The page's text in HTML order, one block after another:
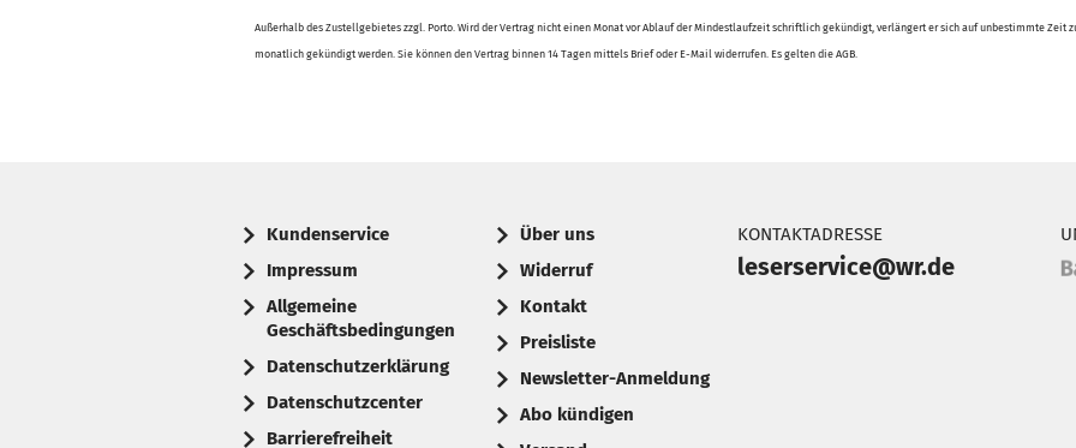
Außerhalb des Zustellgebietes zzgl. Porto. Wird der Vertrag nicht einen Monat vor Ablauf der Mindestlaufzeit schriftlich gekündigt, verlängert er sich auf unbestimmte Zeit
monatlich gekündigt werden. Sie können den Vertrag binnen 14 Tagen mittels Brief oder E-Mail widerrufen. Es gelten die AGB.
Kundenservice
Impressum
Allgemeine
Geschäftsbedingungen
Datenschutzerklärung
Datenschutzcenter
Barrierefreiheit
Über uns
Widerruf
Kontakt
Preisliste
Newsletter-Anmeldung
Abo kündigen
KONTAKTADRESSE
leserservice@wr.de